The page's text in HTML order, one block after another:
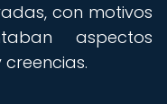
con motivos
aspectos